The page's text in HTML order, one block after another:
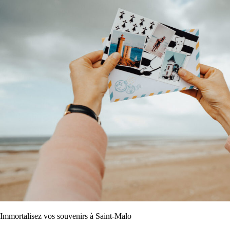
Immortalisez vos souvenirs à Saint-Malo